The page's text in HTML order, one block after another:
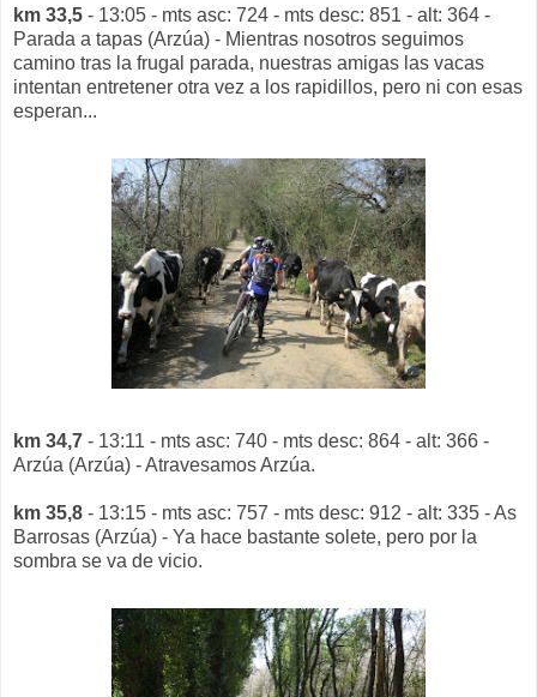
km 33,5 - 13:05 - mts asc: 724 - mts desc: 851 - alt: 364 -
Parada a tapas (Arzúa) - Mientras nosotros seguimos
camino tras la frugal parada, nuestras amigas las vacas
intentan entretener otra vez a los rapidillos, pero ni con esas
esperan...
km 34,7 - 13:11 - mts asc: 740 - mts desc: 864 - alt: 366 -
Arzúa (Arzúa) - Atravesamos Arzúa.
km 35,8 - 13:15 - mts asc: 757 - mts desc: 912 - alt: 335 - As
Barrosas (Arzúa) - Ya hace bastante solete, pero por la
sombra se va de vicio.